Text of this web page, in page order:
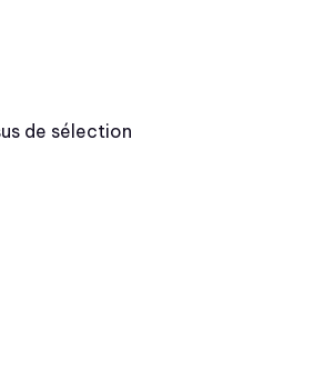
de sélection